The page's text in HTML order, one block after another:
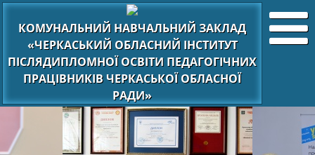
КОМУНАЛЬНИЙ НАВЧАЛЬНИЙ ЗАКЛАД
«ЧЕРКАСЬКИЙ ОБЛАСНИЙ ІНСТИТУТ
ПІСЛЯДИПЛОМНОЇ ОСВІТИ ПЕДАГОГІЧНИХ
ПРАЦІВНИКІВ ЧЕРКАСЬКОЇ ОБЛАСНОЇ
РАДИ»